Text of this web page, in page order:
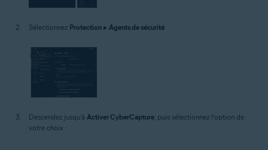
Sélectionnez Protection ▸ Agents de sécurité
Descendez jusqu’à Activer CyberCapture , puis sélectionnez l’option de
votre choix :